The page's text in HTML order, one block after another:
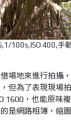
100s,ISO 400,手
場地來進行拍攝
但為了表現現場
1600，也能原味
是網路相簿，縮